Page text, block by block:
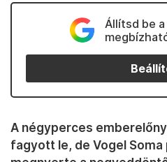
Állítsd be
A négyperces
fagyott le, de Vogel Soma